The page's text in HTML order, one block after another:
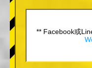
** Facebook或